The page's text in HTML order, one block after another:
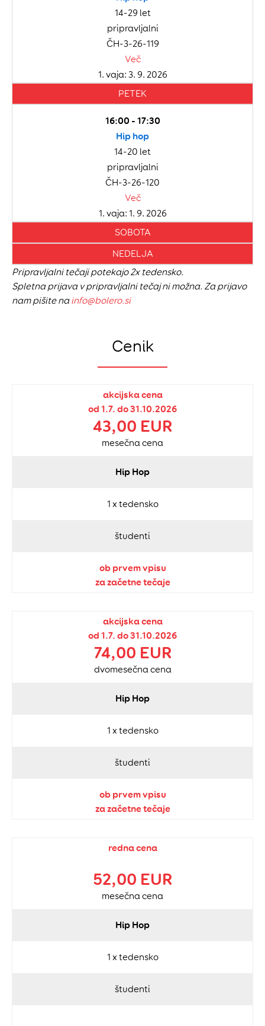
14-29 let
pripravljalni
ČH-3-26-119
Več
1. vaja: 3. 9. 2026
PETEK
16:00 - 17:30
Hip hop
14-20 let
pripravljalni
ČH-3-26-120
Več
1. vaja: 1. 9. 2026
SOBOTA
NEDELJA
Pripravljalni tečaji potekajo 2x tedensko.
Spletna prijava v pripravljalni tečaj ni možna. Za prijavo
nam pišite nainfo@bolero.si
Cenik
akcijska cena
od 1.7. do 31.10.2026
43,00 EUR
mesečna cena
Hip Hop
1 x tedensko
študenti
ob prvem vpisu
za začetne tečaje
akcijska cena
od 1.7. do 31.10.2026
74,00 EUR
dvomesečna cena
Hip Hop
1 x tedensko
študenti
ob prvem vpisu
za začetne tečaje
redna cena
52,00 EUR
mesečna cena
Hip Hop
1 x tedensko
študenti